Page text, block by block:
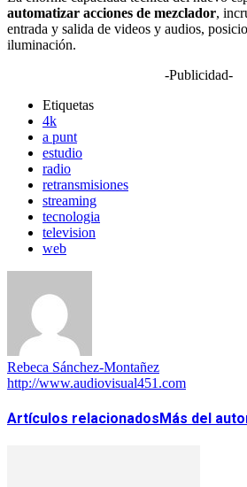
automatizar acciones de mezclador,
entrada y salida de videos y audios,
iluminación.
-Publicidad-
Etiquetas
4k
a punt
estudio
radio
retransmisiones
streaming
tecnologia
television
web
Rebeca Sánchez-Montañez
http://www.audiovisual451.com
Artículos relacionadosMás del